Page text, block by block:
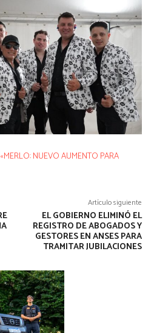
«MERLO: NUEVO AUMENTO PARA
Artículo siguiente
EL GOBIERNO ELIMINÓ EL
REGISTRO DE ABOGADOS Y
GESTORES EN ANSES PARA
TRAMITAR JUBILACIONES